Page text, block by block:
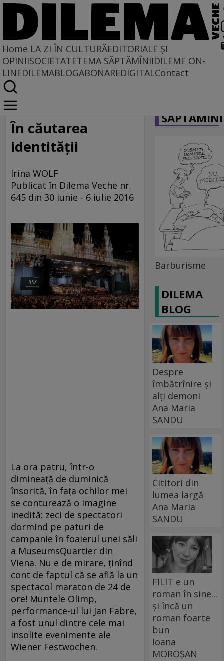
Home LA ZI ÎN CULTURĂEDITORIALE ȘI
OPINIISOCIETATETEMA SĂPTĂMÎNIIDILEME ON-
LINEDILEMABLOGABONAREDIGITALContact
Home
La zi în cultură
În căutarea
identităţii
Irina WOLF
Publicat în Dilema Veche nr.
645 din 30 iunie - 6 iulie 2016
La ora patru, într-o
dimineață de duminică
însorită, în fața ochilor mei
se conturează o imagine
inedită: zeci de spectatori
dormind pe paturi de
campanie în foaierul unei săli
a MuseumsQuartier din
Viena. Nu e de mirare, ținînd
cont de faptul că se află la un
spectacol maraton de 24 de
ore! Muntele Olimp,
performance-ul lui Jan Fabre,
a fost unul dintre cele mai
insolite evenimente ale
Wiener Festwochen.
Barburisme
DILEMA
BLOG
Despre
îmbătrînire și
alți demoni
Ana Maria
SANDU
Cititori din
lumea largă
Ana Maria
SANDU
FILIT e un
roman în sine...
și încă un
roman foarte
bun
Ioana
MOROȘAN